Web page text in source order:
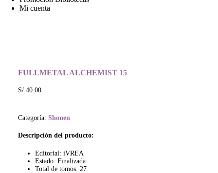
Mi cuenta
FULLMETAL ALCHEMIST 15
S/40.00
Categoría: Shonen
Descripción del producto:
Editorial: iVREA
Estado: Finalizada
Total de tomos: 27